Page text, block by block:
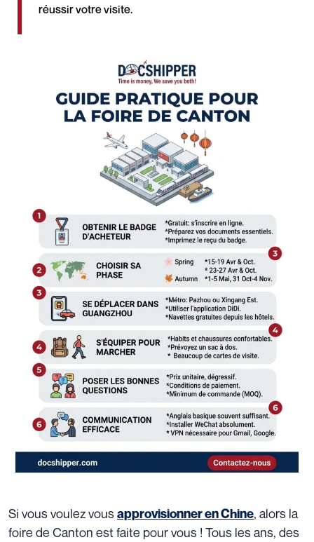
réussir votre visite.
Si vous voulez vousapprovisionner en Chine, alors la
foire de Canton est faite pour vous ! Tous les ans, des